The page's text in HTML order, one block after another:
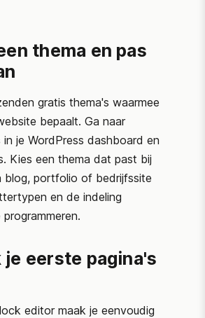
thema en pas
gratis thema's waarmee
bepaalt. Ga naar
je WordPress dashboard en
Kies een thema dat past bij
blog, portfolio of bedrijfssite
en de indeling
je eerste pagina's
editor maak je eenvoudig